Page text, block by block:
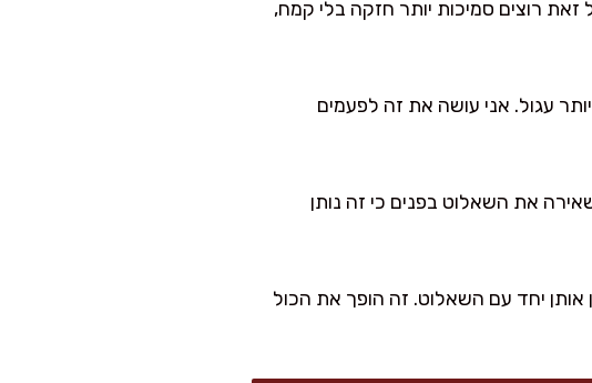
רוצים סמיכות יותר חזקה בלי קמח,
עגול. אני עושה את זה לפעמים
את השאלוט בפנים כי זה נותן
פרוסות דקות, ולטגן אותן יחד עם השאלוט. זה הופך את הכול